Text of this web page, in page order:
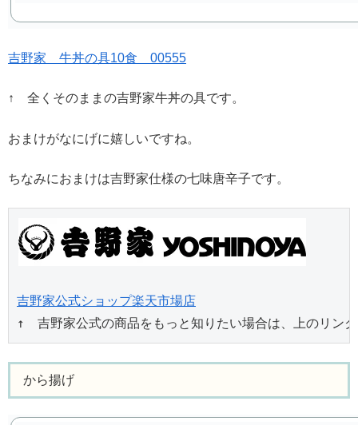
吉野家 牛丼の具10食 00555
↑ 全くそのままの吉野家牛丼の具です。
おまけがなにげに嬉しいですね。
ちなみにおまけは吉野家仕様の七味唐辛子です。
吉野家公式ショップ楽天市場店
↑　吉野家公式の商品をもっと知りたい場合は、上のリン
から揚げ